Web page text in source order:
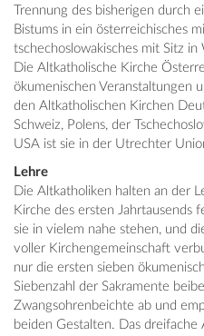
Trennung des bisherigen durch
Bistums in ein österreichisches
tschechoslowakisches mit Sitz in
Die Altkatholische Kirche
ökumenischen Veranstaltungen
den Altkatholischen Kirchen
Schweiz, Polens, der
USA ist sie in der Utrechter
Lehre
Die Altkatholiken halten an der
Kirche des ersten Jahrtausends
sie in vielem nahe stehen, und
voller Kirchengemeinschaft
nur die ersten sieben
Siebenzahl der Sakramente
Zwangsohrenbeichte ab und
beiden Gestalten. Das